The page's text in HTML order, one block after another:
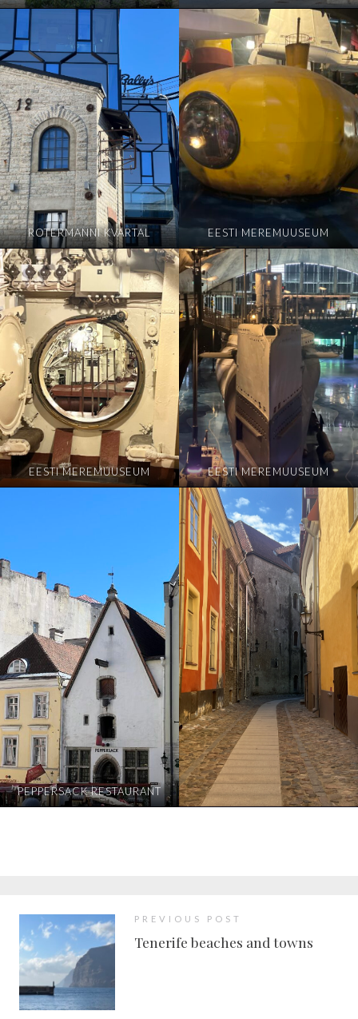
ROTERMANNI KVARTAL EESTI MEREMUUSEUM
EESTI MEREMUUSEUM EESTI MEREMUUSEUM
PEPPERSACK RESTAURANT
PREVIOUS POST
Tenerife beaches and towns